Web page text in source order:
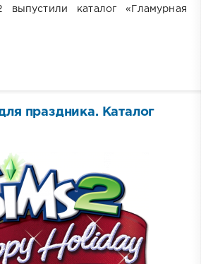
каталог «Гламурная
праздника. Каталог